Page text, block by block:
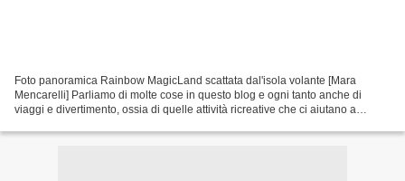
Foto panoramica Rainbow MagicLand scattata dal'isola volante [Mara
Mencarelli] Parliamo di molte cose in questo blog e ogni tanto anche di
viaggi e divertimento, ossia di quelle attività ricreative che ci aiutano a